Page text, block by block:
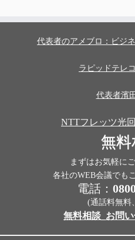
代表者のアメブロ：ビジ
ラピッドテレ
代表者濱
NTTフレッツ光
無料
まずはお気軽に
各社のWEB会議でも
電話：
(通話料無料
無料相談_お問